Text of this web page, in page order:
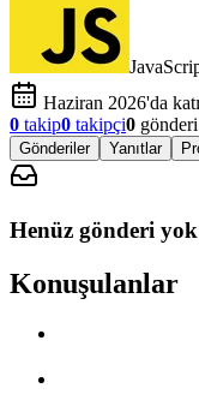
Haziran 2026'da
0 takip0 takipçi0 gönderi
Gönderiler Yanıtlar
Henüz gönderi yok
Konuşulanlar